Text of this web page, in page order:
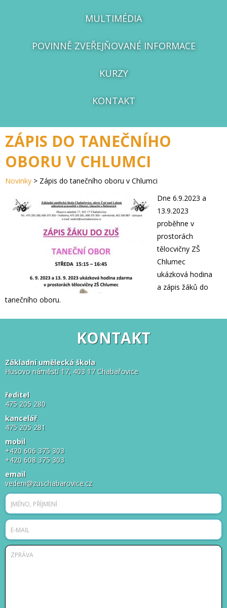
MULTIMÉDIA
POVINNĚ ZVEŘEJŇOVANÉ INFORMACE
KURZY
KONTAKT
ZÁPIS DO TANEČNÍHO
OBORU V CHLUMCI
Novinky > Zápis do tanečního oboru v Chlumci
Dne 6.9.2023 a
13.9.2023
proběhne v
prostorách
tělocvičny ZŠ
Chlumec
ukázková hodina
a zápis žáků do
tanečního oboru.
KONTAKT
Základní umělecká škola
Husovo náměstí 17, 403 17 Chabařovice
ředitel
475 205 280
kancelář
475 205 281
mobil
+420 606 375 303
+420 608 375 303
email
vedeni@zuschabarovice.cz